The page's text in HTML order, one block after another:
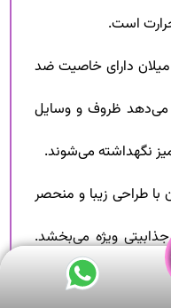
است.
دارای خاصیت ضد
می‌دهد ظروف و وسایل
نگهداشته می‌شوند.
طراحی زیبا و منحصر
ویژه می‌بخشد.
مختلف، به شما